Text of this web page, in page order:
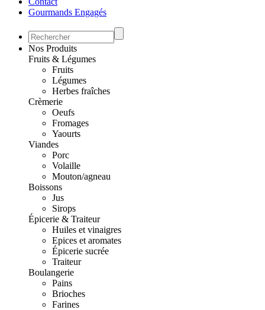
Gourmands Engagés
Nos Produits
Fruits & Légumes
Fruits
Légumes
Herbes fraîches
Crèmerie
Oeufs
Fromages
Yaourts
Viandes
Porc
Volaille
Mouton/agneau
Boissons
Jus
Sirops
Épicerie & Traiteur
Huiles et vinaigres
Epices et aromates
Épicerie sucrée
Traiteur
Boulangerie
Pains
Brioches
Farines